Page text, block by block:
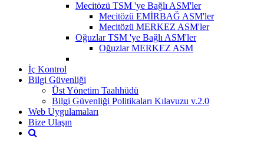
Mecitözü TSM 'ye Bağlı ASM'ler
Mecitözü EMİRBAĞ ASM'ler
Mecitözü MERKEZ ASM'ler
Oğuzlar TSM 'ye Bağlı ASM'ler
Oğuzlar MERKEZ ASM
İç Kontrol
Bilgi Güvenliği
Üst Yönetim Taahhüdü
Bilgi Güvenliği Politikaları Kılavuzu v.2.0
Web Uygulamaları
Bize Ulaşın